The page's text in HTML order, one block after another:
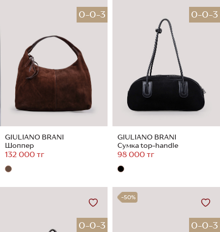
0-0-3
GIULIANO BRANI
Шоппер
132 000 тг
0-0-3
GIULIANO BRANI
Сумка top-handle
98 000 тг
0-0-3
-50%
0-0-3